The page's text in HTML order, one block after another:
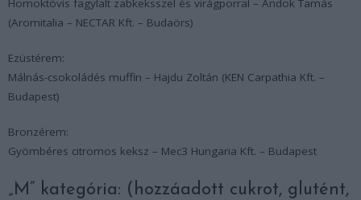
Homoktövis fagylalt zabkeksszel és virágporral – Andok Tamás
(Aromitalia – NECTAR Kft. – Budaörs)
Ezüstérem:
Málnás-csokoládés muffin – Hajdu Zoltán (KEN Carpathia Kft. –
Budapest)
Bronzérem:
Gyömbéres citromos keksz – Mec3 Hungaria Kft. – Budapest
„M” kategória: (hozzáadott cukrot, glutént,